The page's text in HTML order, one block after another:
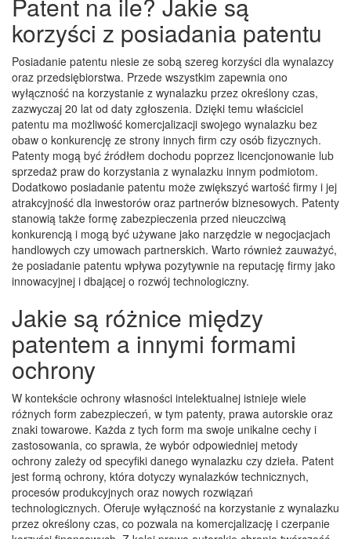
korzyści z posiadania patentu
Posiadanie patentu niesie ze sobą szereg korzyści dla wynalazcy
oraz przedsiębiorstwa. Przede wszystkim zapewnia ono
wyłączność na korzystanie z wynalazku przez określony czas,
zazwyczaj 20 lat od daty zgłoszenia. Dzięki temu właściciel
patentu ma możliwość komercjalizacji swojego wynalazku bez
obaw o konkurencję ze strony innych firm czy osób fizycznych.
Patenty mogą być źródłem dochodu poprzez licencjonowanie lub
sprzedaż praw do korzystania z wynalazku innym podmiotom.
Dodatkowo posiadanie patentu może zwiększyć wartość firmy i jej
atrakcyjność dla inwestorów oraz partnerów biznesowych. Patenty
stanowią także formę zabezpieczenia przed nieuczciwą
konkurencją i mogą być używane jako narzędzie w negocjacjach
handlowych czy umowach partnerskich. Warto również zauważyć,
że posiadanie patentu wpływa pozytywnie na reputację firmy jako
innowacyjnej i dbającej o rozwój technologiczny.
Jakie są różnice między
patentem a innymi formami
ochrony
W kontekście ochrony własności intelektualnej istnieje wiele
różnych form zabezpieczeń, w tym patenty, prawa autorskie oraz
znaki towarowe. Każda z tych form ma swoje unikalne cechy i
zastosowania, co sprawia, że wybór odpowiedniej metody
ochrony zależy od specyfiki danego wynalazku czy dzieła. Patent
jest formą ochrony, która dotyczy wynalazków technicznych,
procesów produkcyjnych oraz nowych rozwiązań
technologicznych. Oferuje wyłączność na korzystanie z wynalazku
przez określony czas, co pozwala na komercjalizację i czerpanie